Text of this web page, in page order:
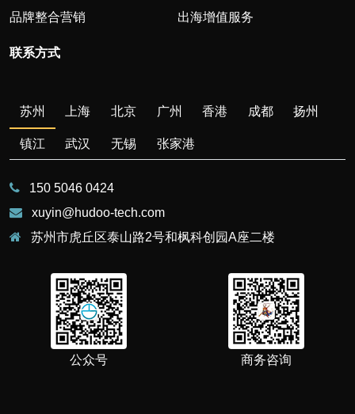
品牌整合营销
出海增值服务
联系方式
苏州 上海 北京 广州 香港 成都 扬州
镇江 武汉 无锡 张家港
150 5046 0424
xuyin@hudoo-tech.com
苏州市虎丘区泰山路2号和枫科创园A座二楼
公众号 商务咨询